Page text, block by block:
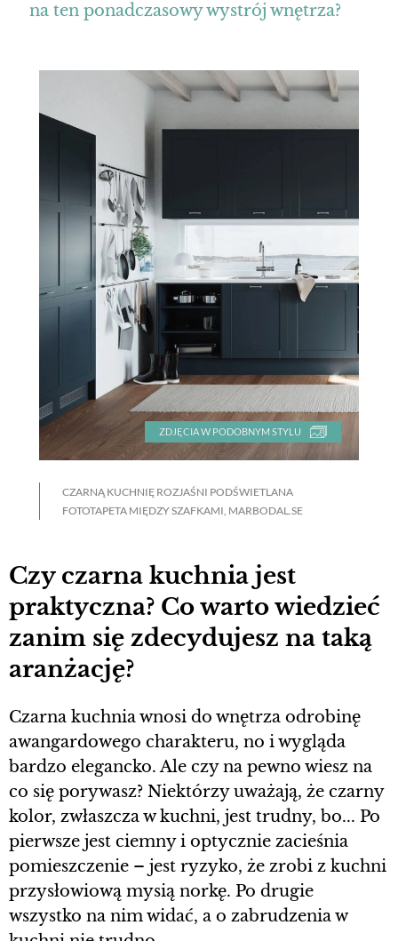
na ten ponadczasowy wystrój wnętrza?
ZDJĘCIA W PODOBNYM STYLU
CZARNĄ KUCHNIĘ ROZJAŚNI PODŚWIETLANA
FOTOTAPETA MIĘDZY SZAFKAMI, MARBODAL.SE
Czy czarna kuchnia jest
praktyczna? Co warto wiedzieć
zanim się zdecydujesz na taką
aranżację?
Czarna kuchnia wnosi do wnętrza odrobinę
awangardowego charakteru, no i wygląda
bardzo elegancko. Ale czy na pewno wiesz na
co się porywasz? Niektórzy uważają, że czarny
kolor, zwłaszcza w kuchni, jest trudny, bo... Po
pierwsze jest ciemny i optycznie zacieśnia
pomieszczenie – jest ryzyko, że zrobi z kuchni
przysłowiową mysią norkę. Po drugie
wszystko na nim widać, a o zabrudzenia w